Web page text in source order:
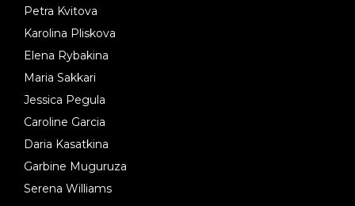
Petra Kvitova
Karolina Pliskova
Elena Rybakina
Maria Sakkari
Jessica Pegula
Caroline Garcia
Daria Kasatkina
Garbine Muguruza
Serena Williams